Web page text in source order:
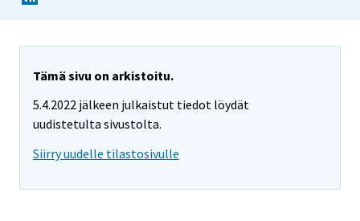
Tämä sivu on arkistoitu.
5.4.2022 jälkeen julkaistut tiedot löydät
uudistetulta sivustolta.
Siirry uudelle tilastosivulle